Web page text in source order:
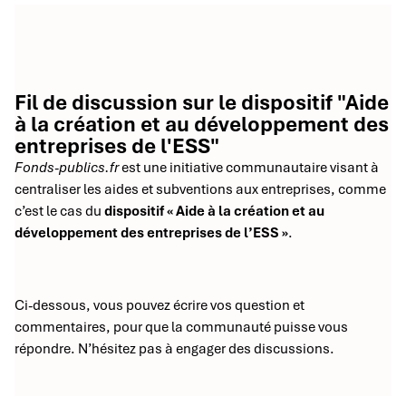
Fil de discussion sur le dispositif "Aide
à la création et au développement des
entreprises de l'ESS"
Fonds-publics.frest une initiative communautaire visant à
centraliser les aides et subventions aux entreprises, comme
c’est le cas du dispositif « Aide à la création et au
développement des entreprises de l’ESS ».
Ci-dessous, vous pouvez écrire vos question et
commentaires, pour que la communauté puisse vous
répondre. N’hésitez pas à engager des discussions.